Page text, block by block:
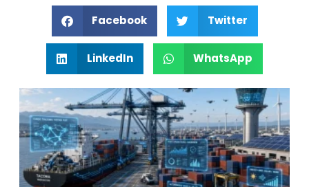
Facebook Twitter
LinkedIn WhatsApp